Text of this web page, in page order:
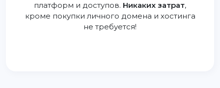
платформ и доступов. Никаких затрат,
кроме покупки личного домена и хостинга
не требуется!